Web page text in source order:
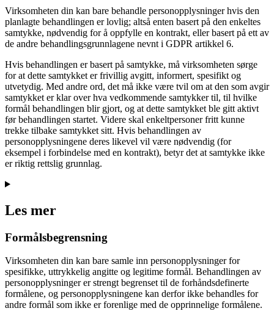
Virksomheten din kan bare behandle personopplysninger hvis den
planlagte behandlingen er lovlig; altså enten basert på den enkeltes
samtykke, nødvendig for å oppfylle en kontrakt, eller basert på ett av
de andre behandlingsgrunnlagene nevnt i GDPR artikkel 6.
Hvis behandlingen er basert på samtykke, må virksomheten sørge
for at dette samtykket er frivillig avgitt, informert, spesifikt og
utvetydig. Med andre ord, det må ikke være tvil om at den som avgir
samtykket er klar over hva vedkommende samtykker til, til hvilke
formål behandlingen blir gjort, og at dette samtykket ble gitt aktivt
før behandlingen startet. Videre skal enkeltpersoner fritt kunne
trekke tilbake samtykket sitt. Hvis behandlingen av
personopplysningene deres likevel vil være nødvendig (for
eksempel i forbindelse med en kontrakt), betyr det at samtykke ikke
er riktig rettslig grunnlag.
Les mer
Formålsbegrensning
Virksomheten din kan bare samle inn personopplysninger for
spesifikke, uttrykkelig angitte og legitime formål. Behandlingen av
personopplysninger er strengt begrenset til de forhåndsdefinerte
formålene, og personopplysningene kan derfor ikke behandles for
andre formål som ikke er forenlige med de opprinnelige formålene.